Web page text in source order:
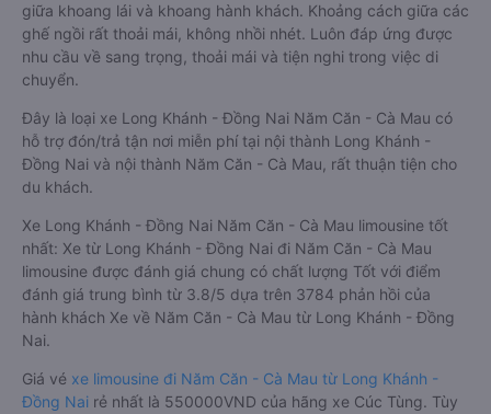
giữa khoang lái và khoang hành khách. Khoảng cách giữa các
ghế ngồi rất thoải mái, không nhồi nhét. Luôn đáp ứng được
nhu cầu về sang trọng, thoải mái và tiện nghi trong việc di
chuyển.
Đây là loại xe Long Khánh - Đồng Nai Năm Căn - Cà Mau có
hỗ trợ đón/trả tận nơi miễn phí tại nội thành Long Khánh -
Đồng Nai và nội thành Năm Căn - Cà Mau, rất thuận tiện cho
du khách.
Xe Long Khánh - Đồng Nai Năm Căn - Cà Mau limousine tốt
nhất: Xe từ Long Khánh - Đồng Nai đi Năm Căn - Cà Mau
limousine được đánh giá chung có chất lượng Tốt với điểm
đánh giá trung bình từ 3.8/5 dựa trên 3784 phản hồi của
hành khách Xe về Năm Căn - Cà Mau từ Long Khánh - Đồng
Nai.
Giá vé xe limousine đi Năm Căn - Cà Mau từ Long Khánh -
Đồng Nai rẻ nhất là 550000VND của hãng xe Cúc Tùng. Tùy